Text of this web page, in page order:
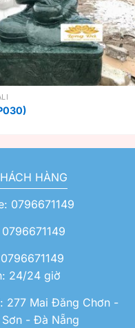
HÀNG
0796671149
24/24 giờ
277 Mai Đăng Chơn -
- Đà Nẵng